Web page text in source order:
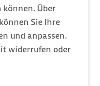
können. Über
Sie Ihre
und anpassen.
widerrufen oder
Klar – mit